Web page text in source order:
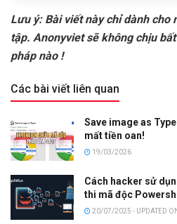
Lưu ý: Bài viết này chỉ dành cho
tập. Anonyviet sẽ không chịu
pháp nào !
Các bài viết liên quan
Save image as
mất tiền oan!
19/03/2026
Cách hacker sử
thi mã độc
20/07/2025 - UPDATED